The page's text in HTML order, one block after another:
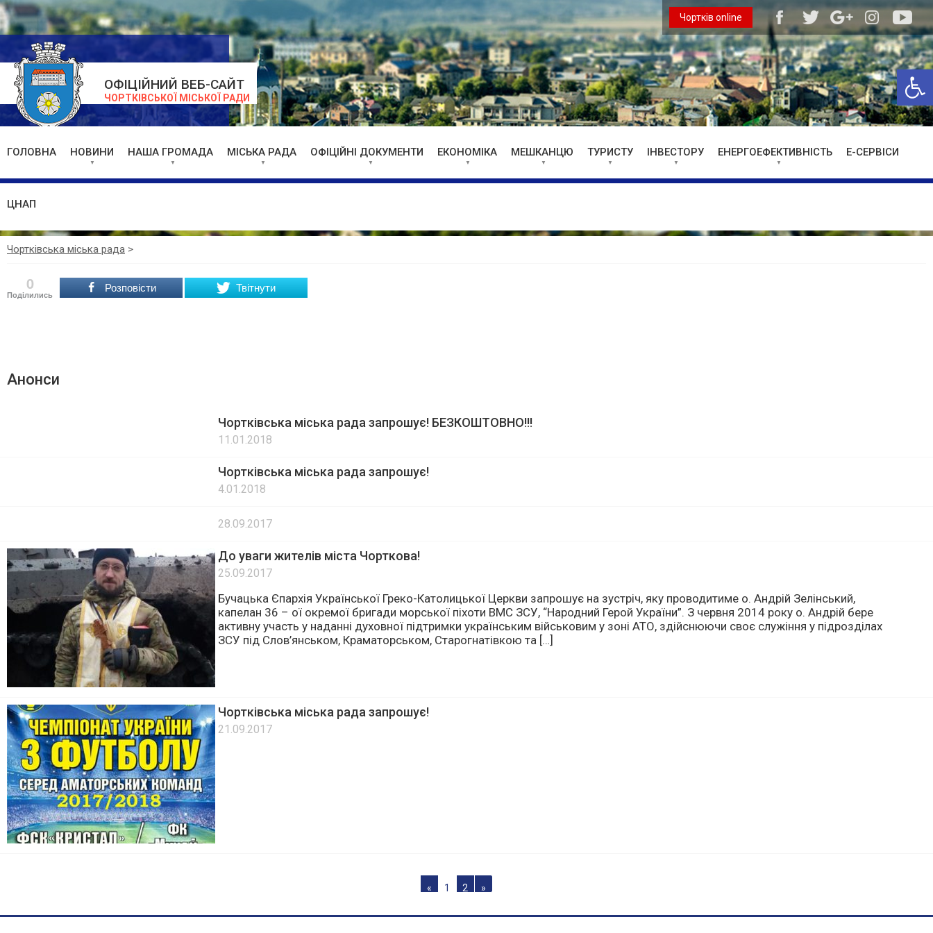
ОФІЦІЙНИЙ ВЕБ-САЙТ
ЧОРТКІВСЬКОЇ МІСЬКОЇ РАДИ
Чортків online
ГОЛОВНА НОВИНИ НАША ГРОМАДА МІСЬКА РАДА ОФІЦІЙНІ ДОКУМЕНТИ ЕКОНОМІКА МЕШКАНЦЮ ТУРИСТУ ІНВЕСТОРУ ЕНЕРГОЕФЕКТИВНІСТЬ Е-СЕРВІСИ
ЦНАП
Чортківська міська рада >
0
Поділились
Розповісти Твітнути
Анонси
Чортківська міська рада запрошує! БЕЗКОШТОВНО!!!
11.01.2018
Чортківська міська рада запрошує!
4.01.2018
28.09.2017
До уваги жителів міста Чорткова!
25.09.2017
Бучацька Єпархія Української Греко-Католицької Церкви запрошує на зустріч, яку проводитиме о. Андрій Зелінський,
капелан 36 – ої окремої бригади морської піхоти ВМС ЗСУ, “Народний Герой України”. З червня 2014 року о. Андрій бере
активну участь у наданні духовної підтримки українським військовим у зоні АТО, здійснюючи своє служіння у підрозділах
ЗСУ під Слов’янськом, Краматорськом, Старогнатівкою та […]
Чортківська міська рада запрошує!
21.09.2017
« 1 2 »